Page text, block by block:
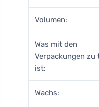
Volumen:
Was mit den
Verpackungen zu
ist:
Wachs: